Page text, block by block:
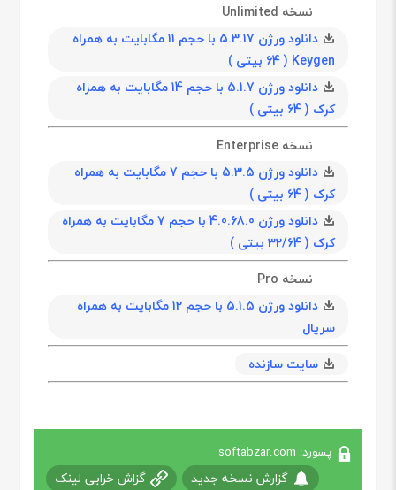
نسخه Unlimited
دانلود ورژن 5.3.17 با حجم 11 مگابايت به همراه
Keygen ( 64 بیتی )
دانلود ورژن 5.1.7 با حجم 14 مگابايت به همراه
کرک ( 64 بیتی )
نسخه Enterprise
دانلود ورژن 5.3.5 با حجم 7 مگابايت به همراه
کرک ( 64 بیتی )
دانلود ورژن 4.0.68.0 با حجم 7 مگابايت به همراه
کرک ( 32/64 بیتی )
نسخه Pro
دانلود ورژن 5.1.5 با حجم 12 مگابايت به همراه
سریال
سایت سازنده
پسورد: softabzar.com
گزارش نسخه جدید گزاش خرابی لینک